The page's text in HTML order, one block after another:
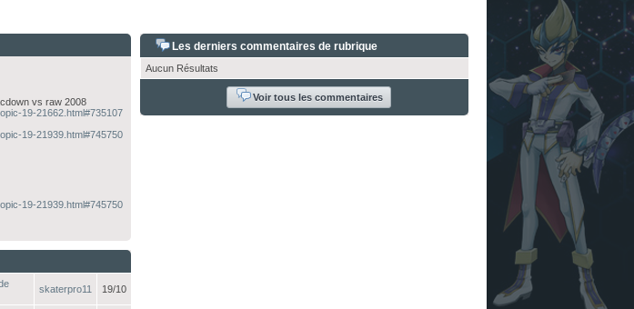
vs raw 2008
19-21662.html#735107
19-21939.html#745750
19-21939.html#745750
skaterpro11 19/10
Les derniers commentaires de rubrique
Aucun Résultats
Voir tous les commentaires